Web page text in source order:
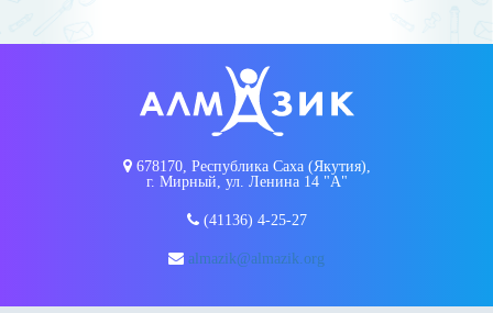
678170, Республика Саха (Якутия),
г. Мирный, ул. Ленина 14 "А"
(41136) 4-25-27
almazik@almazik.org